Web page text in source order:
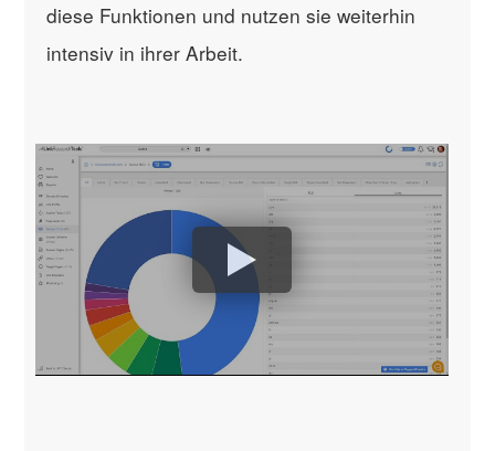
diese Funktionen und nutzen sie weiterhin
intensiv in ihrer Arbeit.